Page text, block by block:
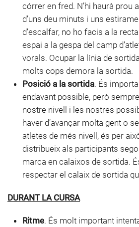
córrer en fred. N’hi haurà prou
d’uns deu minuts i uns
d’escalfar, no ho facis a la
espai a la gespa del camp
vorals. Ocupar la línia de
molts cops demora la sortida.
Posició a la sortida. És
endavant possible, però
nostre nivell i les nostres
haver d’avançar molta gent o
atletes de més nivell, és per
distribueix als participants
marca en calaixos de sortida.
respectar el calaix de sortida
DURANT LA CURSA
Ritme. És molt important